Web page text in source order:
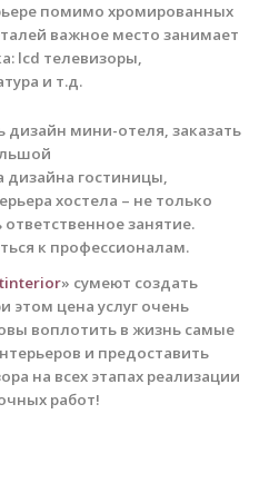
помимо хромированных
важное место занимает
lcd телевизоры,
и т.д.
мини-отеля, заказать
дизайна гостиницы,
хостела – не только
занятие.
к профессионалам.
» сумеют создать
этом цена услуг очень
воплотить в жизнь самые
и предоставить
на всех этапах реализации
работ!